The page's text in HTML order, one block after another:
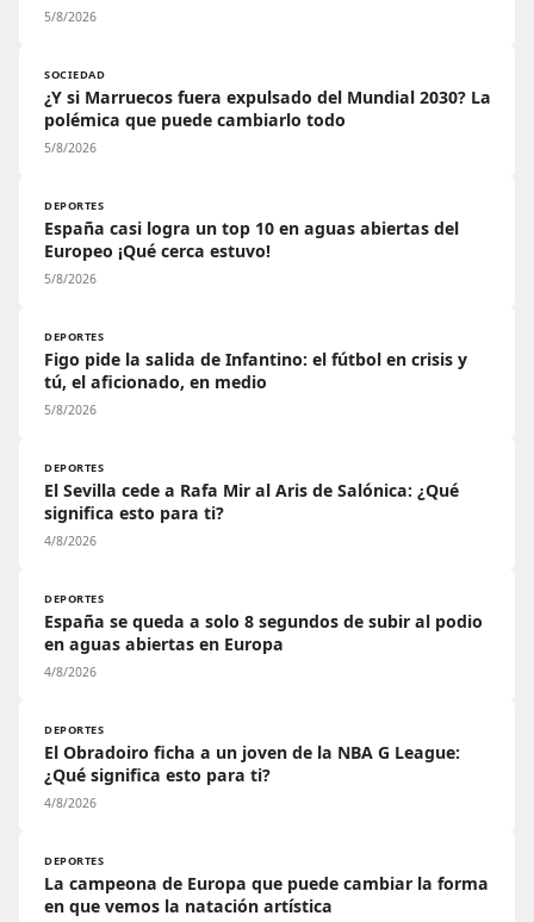
5/8/2026
SOCIEDAD
¿Y si Marruecos fuera expulsado del Mundial 2030? La
polémica que puede cambiarlo todo
5/8/2026
DEPORTES
España casi logra un top 10 en aguas abiertas del
Europeo ¡Qué cerca estuvo!
5/8/2026
DEPORTES
Figo pide la salida de Infantino: el fútbol en crisis y
tú, el aficionado, en medio
5/8/2026
DEPORTES
El Sevilla cede a Rafa Mir al Aris de Salónica: ¿Qué
significa esto para ti?
4/8/2026
DEPORTES
España se queda a solo 8 segundos de subir al podio
en aguas abiertas en Europa
4/8/2026
DEPORTES
El Obradoiro ficha a un joven de la NBA G League:
¿Qué significa esto para ti?
4/8/2026
DEPORTES
La campeona de Europa que puede cambiar la forma
en que vemos la natación artística